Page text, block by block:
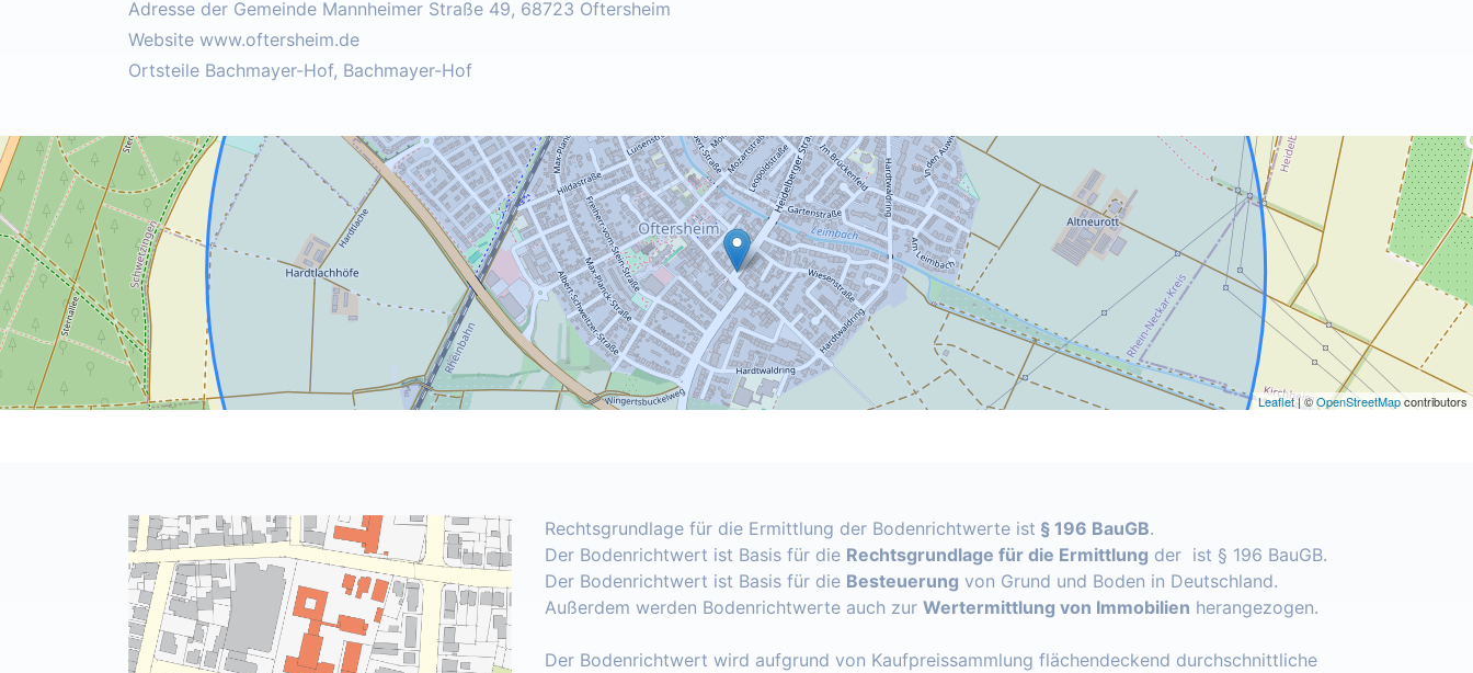
Adresse der Gemeinde Mannheimer Straße 49, 68723 Oftersheim
Website www.oftersheim.de
Ortsteile Bachmayer-Hof, Bachmayer-Hof
Leaflet| ©OpenStreetMapcontributors
Rechtsgrundlage für die Ermittlung der Bodenrichtwerte ist § 196 BauGB.
Der Bodenrichtwert ist Basis für die Rechtsgrundlage für die Ermittlung der ist § 196 BauGB.
Der Bodenrichtwert ist Basis für die Besteuerung von Grund und Boden in Deutschland.
Außerdem werden Bodenrichtwerte auch zur Wertermittlung von Immobilien herangezogen.
Der Bodenrichtwert wird aufgrund von Kaufpreissammlung flächendeckend durchschnittliche